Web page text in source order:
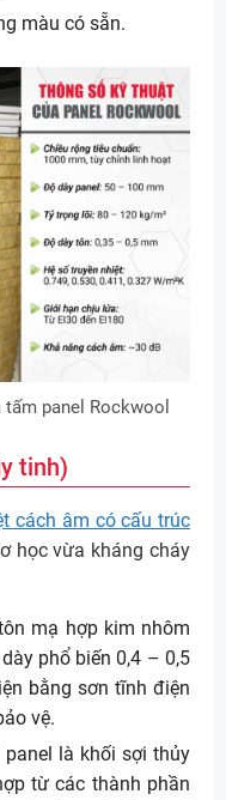
màu có sẵn.
panel Rockwool
tinh)
cách âm có cấu trúc
học vừa kháng cháy
mạ hợp kim nhôm
phổ biến 0,4 – 0,5
bằng sơn tĩnh điện
vệ.
panel là khối sợi thủy
từ các thành phần